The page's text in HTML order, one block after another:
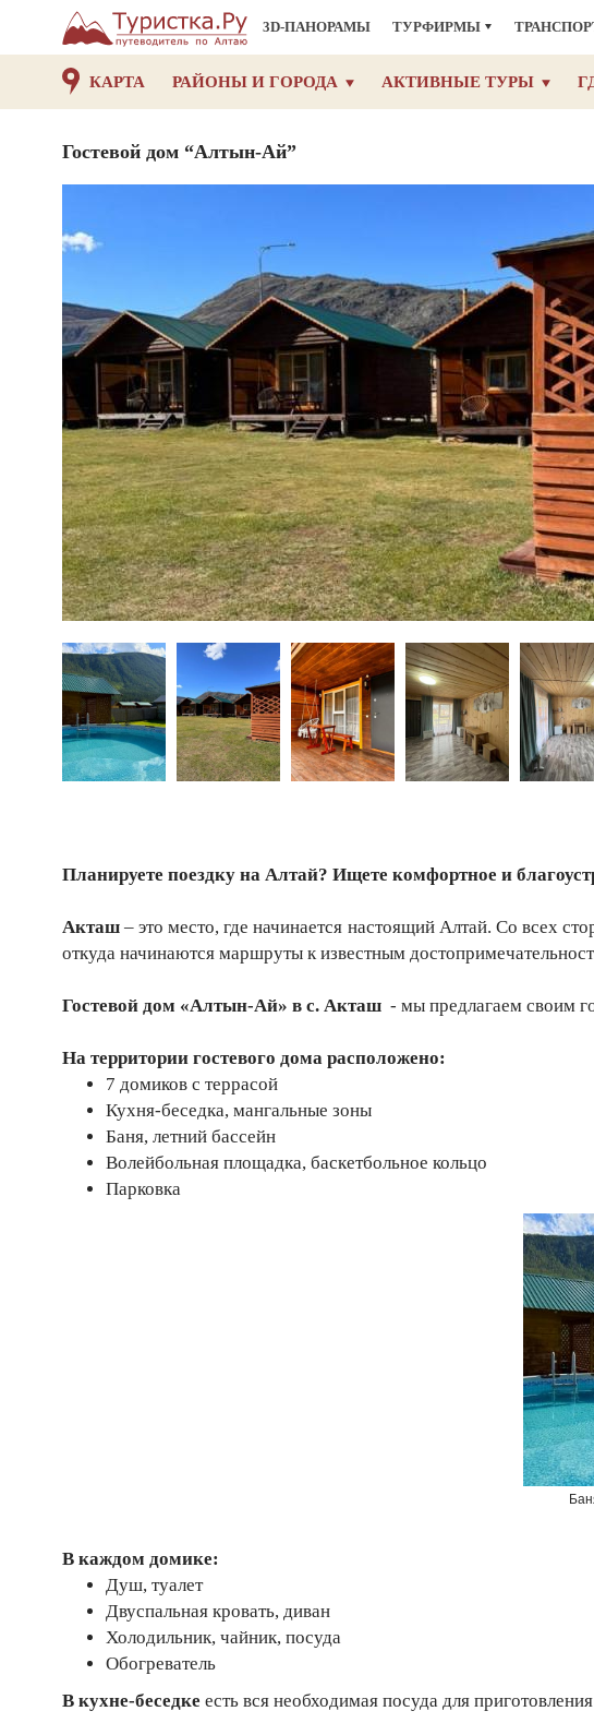
3D-ПАНОРАМЫ ТУРФИРМЫ
КАРТА РАЙОНЫ И ГОРОДА АКТИВНЫЕ ТУРЫ
Гостевой дом “Алтын-Ай”
Планируете поездку на Алтай? Ищете комфортное и
Акташ– это место, где начинается настоящий Алтай. Со всех
откуда начинаются маршруты к известным
Гостевой дом «Алтын-Ай» в с. Акташ - мы предлагаем своим
На территории гостевого дома расположено:
7 домиков с террасой
Кухня-беседка, мангальные зоны
Баня, летний бассейн
Волейбольная площадка, баскетбольное кольцо
Парковка
В каждом домике:
Душ, туалет
Двуспальная кровать, диван
Холодильник, чайник, посуда
Обогреватель
В кухне-беседке есть вся необходимая посуда для